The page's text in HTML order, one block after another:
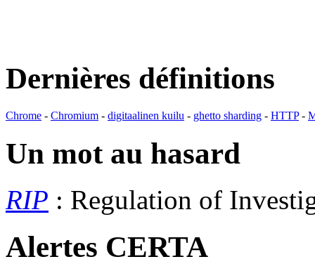
Dernières définitions
Chrome - Chromium - digitaalinen kuilu - ghetto sharding - HTTP-
Un mot au hasard
RIP : Regulation of
Alertes CERTA